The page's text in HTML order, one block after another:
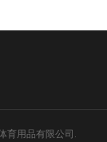
育用品有限公司.